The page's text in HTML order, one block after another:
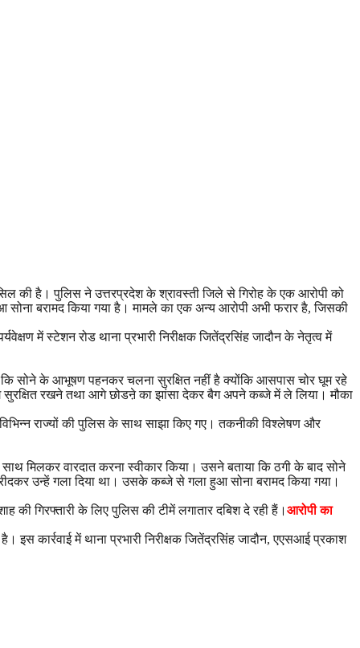
की है। पुलिस ने उत्तरप्रदेश के श्रावस्ती जिले से गिरोह के एक आरोपी को
बरामद किया गया है। मामले का एक अन्य आरोपी अभी फरार है, जिसकी
में स्टेशन रोड थाना प्रभारी निरीक्षक जितेंद्रसिंह जादौन के नेतृत्व में
कि सोने के आभूषण पहनकर चलना सुरक्षित नहीं है क्योंकि आसपास चोर घूम रहे
रखने तथा आगे छोडऩे का झांसा देकर बैग अपने कब्जे में ले लिया। मौका
राज्यों की पुलिस के साथ साझा किए गए। तकनीकी विश्लेषण और
मिलकर वारदात करना स्वीकार किया। उसने बताया कि ठगी के बाद सोने
उन्हें गला दिया था। उसके कब्जे से गला हुआ सोना बरामद किया गया।
गिरफ्तारी के लिए पुलिस की टीमें लगातार दबिश दे रही हैं। आरोपी का
कार्रवाई में थाना प्रभारी निरीक्षक जितेंद्रसिंह जादौन, एएसआई प्रकाश